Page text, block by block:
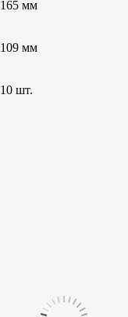
165 мм
109 мм
10 шт.